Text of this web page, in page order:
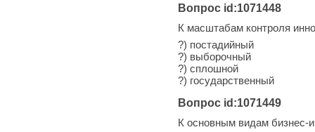
Вопрос id:1071448
К масштабам контроля
?) постадийный
?) выборочный
?) сплошной
?) государственный
Вопрос id:1071449
К основным видам бизнес-